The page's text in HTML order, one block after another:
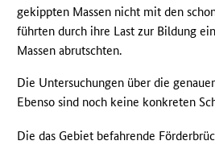
gekippten Massen nicht mit den
führten durch ihre Last zur Bildung
Massen abrutschten.
Die Untersuchungen über die
Ebenso sind noch keine konkreten
Die das Gebiet befahrende